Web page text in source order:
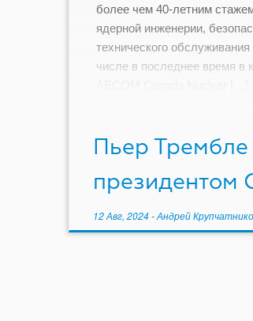
более чем 40-летним
ядерной инженерии,
технического
числе в последнее время в
Пьер Трембле
президентом
12 Авг, 2024 -Андрей